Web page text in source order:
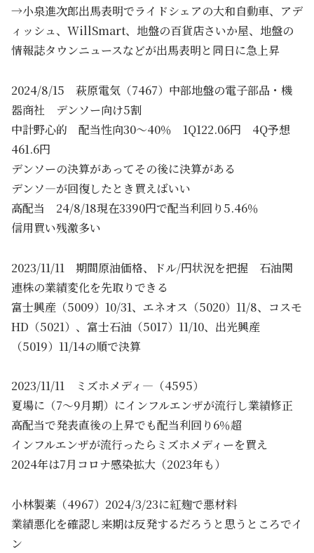
→小泉進次郎出馬表明でライドシェアの大和自動車、アデ
ィッシュ、WillSmart、地盤の百貨店さいか屋、地盤の
情報誌タウンニュースなどが出馬表明と同日に急上昇
2024/8/15 萩原電気（7467）中部地盤の電子部品・機
器商社 デンソー向け5割
中計野心的 配当性向30～40％ 1Q122.06円 4Q予想
461.6円
デンソーの決算があってその後に決算がある
デンソ―が回復したとき買えばいい
高配当 24/8/18現在3390円で配当利回り5.46％
信用買い残激多い
2023/11/11 期間原油価格、ドル/円状況を把握 石油関
連株の業績変化を先取りできる
富士興産（5009）10/31、エネオス（5020）11/8、コスモ
HD（5021）、富士石油（5017）11/10、出光興産
（5019）11/14の順で決算
2023/11/11 ミズホメディ―（4595）
夏場に（7～9月期）にインフルエンザが流行し業績修正
高配当で発表直後の上昇でも配当利回り6％超
インフルエンザが流行ったらミズホメディーを買え
2024年は7月コロナ感染拡大（2023年も）
小林製薬（4967）2024/3/23に紅麹で悪材料
業績悪化を確認し来期は反発するだろうと思うところでイ
ン